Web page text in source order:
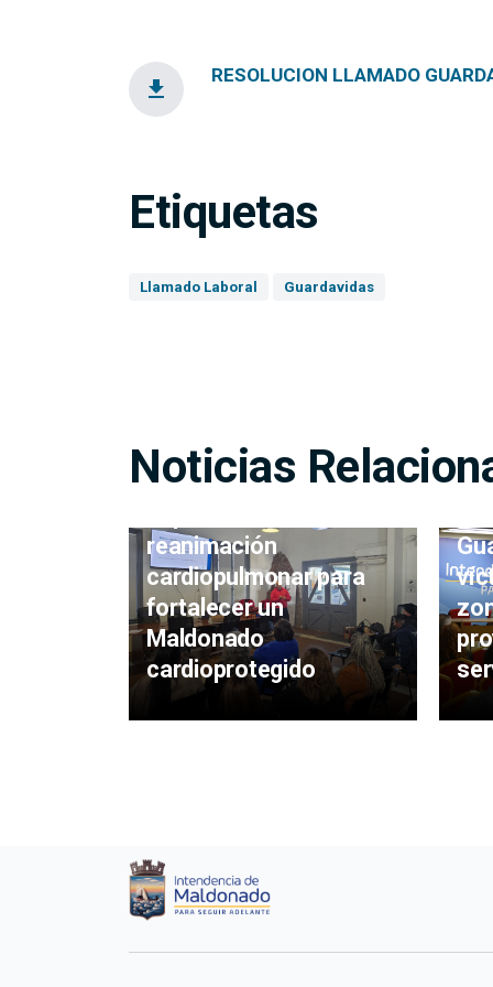
file_download
RESOLUCION LLAMADO
Etiquetas
Llamado Laboral Guardavidas
Noticias
Continúan las
reanimación
cardiopulmonar para
fortalecer un
Maldonado
cardioprotegido